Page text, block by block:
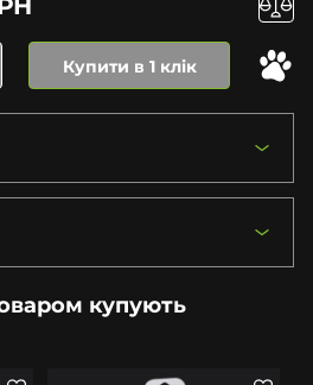
Купити в 1 клік
купують